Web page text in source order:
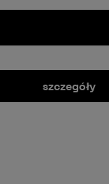
szczegóły